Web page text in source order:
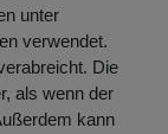
unter
verwendet.
Die
als wenn der
kann